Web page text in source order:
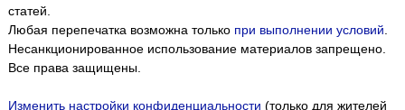
статей.
Любая перепечатка возможна только при выполнении условий
Несанкционированное использование материалов запрещено.
Все права защищены.
Изменить настройки конфиденциальности (только для жителей